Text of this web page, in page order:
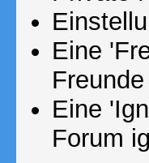
Eine
Eine
Forum